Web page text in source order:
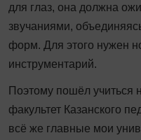
для глаз, она должна
звучаниями,
форм. Для этого нужен
инструментарий.
Поэтому пошёл учиться
факультет Казанского
всё же главные мои